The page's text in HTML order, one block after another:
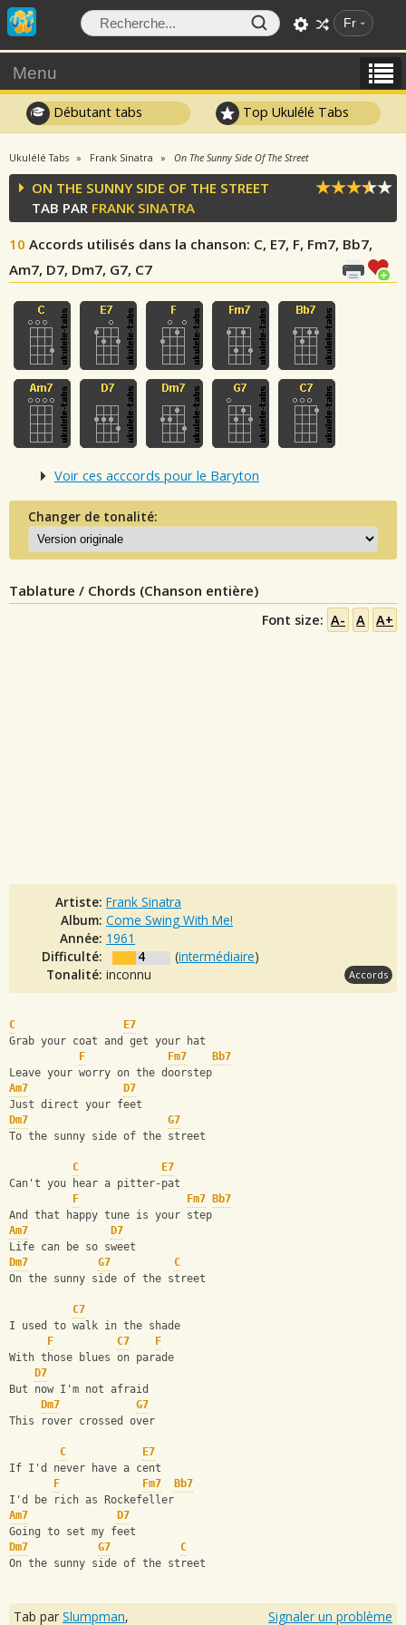
Fr
Menu
Débutant tabs Top Ukulélé Tabs
Ukulélé Tabs Frank Sinatra On The Sunny Side Of The Street
ON THE SUNNY SIDE OF THE STREET
TAB PAR FRANK SINATRA
10 Accords utilisés dans la chanson: C, E7, F, Fm7, Bb7,
Am7, D7, Dm7, G7, C7
Voir ces acccords pour le Baryton
Changer de tonalité:
Tablature / Chords (Chanson entière)
Font size: A- A A+
Artiste: Frank Sinatra
Album: Come Swing With Me!
Année: 1961
Difficulté:
4 (intermédiaire)
Tonalité: inconnu Accords
C
E7
Grab your coat and get your hat
F
Fm7
Bb7
Leave your worry on the doorstep
Am7
D7
Just direct your feet
Dm7
G7
To the sunny side of the street
C
E7
Can't you hear a pitter-pat
F
Fm7
Bb7
And that happy tune is your step
Am7
D7
Life can be so sweet
Dm7
G7
C
On the sunny side of the street
C7
I used to walk in the shade
F
C7
F
With those blues on parade
D7
But now I'm not afraid
Dm7
G7
This rover crossed over
C
E7
If I'd never have a cent
F
Fm7
Bb7
I'd be rich as Rockefeller
Am7
D7
Going to set my feet
Dm7
G7
C
On the sunny side of the street
Tab par Slumpman, Signaler un problème